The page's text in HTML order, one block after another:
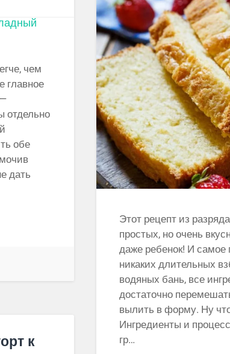
Этот рецепт из
простых, но очень
даже ребенок! И самое
никаких длительных
водяных бань, все
достаточно
вылить в форму. Ну
Ингредиенты и
гр…
чем
отдельно
обе
дать
к